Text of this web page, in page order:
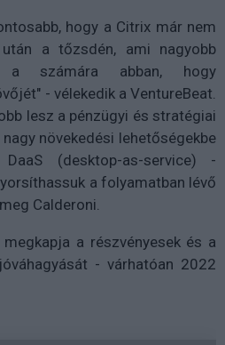
hogy a Citrix már nem
a tőzsdén, ami nagyobb
a számára abban, hogy
- vélekedik a VentureBeat.
lesz a pénzügyi és stratégiai
növekedési lehetőségekbe
(desktop-as-service) -
a folyamatban lévő
Calderoni.
megkapja a részvényesek és a
- várhatóan 2022